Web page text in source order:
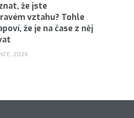
že jste
vztahu? Tohle
že je na čase z něj
2026